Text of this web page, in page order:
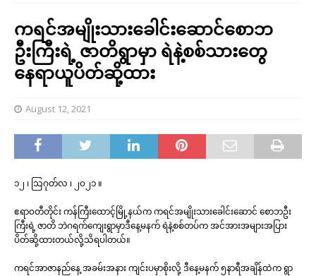
ကရင်အမျိုးသားခေါင်းဆောင်စောဘ
ဦးကြီးရဲ့ ဇာတိရွာမှာ ရဲနဲ့စစ်သားတွေ
နေရာယူပိတ်ဆို့ထား
August 12, 2021
၁၂ ၊ သြဂုတ်လ ၊ ၂၀၂၁ ။
ဧရာ၀တီတိုင်း ကန်ကြီးထောင့်မြို့နယ်က ကရင်အမျိုးသားခေါင်းဆောင် စောဘဦး
ကြီးရဲ့ ဇာတိ ဘဲဂရက်ကျေးရွာမှာဒီနေ့မနက် ရဲနဲ့စစ်တပ်က အင်အားအများအပြား
ပိတ်ဆို့ထားတယ်လို့သိရပါတယ်။
ကရင်အာဇာနည်နေ့ အခမ်းအနား ကျင်းပမှာစိုးလို့ ဒီနေ့မနက် ၅နာရီအချိန်ထဲက ရွာ